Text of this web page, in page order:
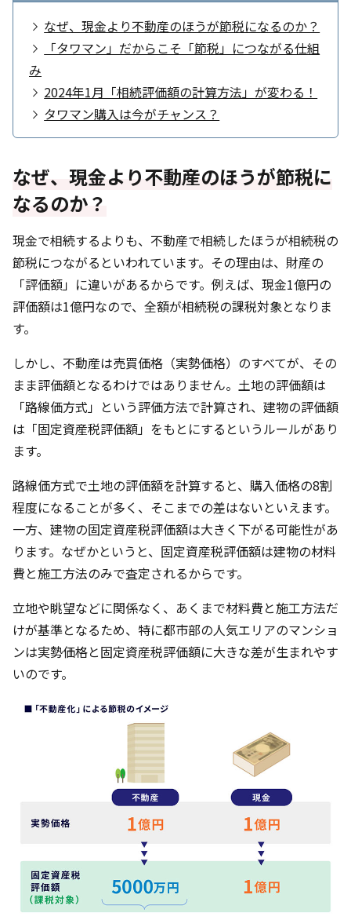
なぜ、現金より不動産のほうが節税になるのか？
「タワマン」だからこそ「節税」につながる仕組
み
2024年1月「相続評価額の計算方法」が変わる！
タワマン購入は今がチャンス？
なぜ、現金より不動産のほうが節税に
なるのか？
現金で相続するよりも、不動産で相続したほうが相続税の
節税につながるといわれています。その理由は、財産の
「評価額」に違いがあるからです。例えば、現金1億円の
評価額は1億円なので、全額が相続税の課税対象となりま
す。
しかし、不動産は売買価格（実勢価格）のすべてが、その
まま評価額となるわけではありません。土地の評価額は
「路線価方式」という評価方法で計算され、建物の評価額
は「固定資産税評価額」をもとにするというルールがあり
ます。
路線価方式で土地の評価額を計算すると、購入価格の8割
程度になることが多く、そこまでの差はないといえます。
一方、建物の固定資産税評価額は大きく下がる可能性があ
ります。なぜかというと、固定資産税評価額は建物の材料
費と施工方法のみで査定されるからです。
立地や眺望などに関係なく、あくまで材料費と施工方法だ
けが基準となるため、特に都市部の人気エリアのマンショ
ンは実勢価格と固定資産税評価額に大きな差が生まれやす
いのです。